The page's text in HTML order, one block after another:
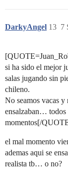
DarkyAngel 7
13
si ha sido el mejor
salas jugando sin
chileno.
No seamos vacas
ensalzaban… todos
momentos[/
el mal momento
ademas aqui se
realista tb… o no?